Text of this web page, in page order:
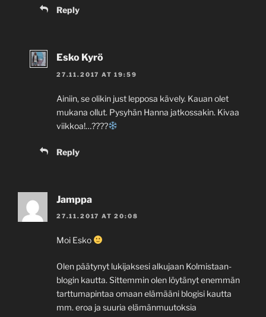
Reply
Esko Kyrö
27.11.2017 AT 19:59
Ainiin, se olikin just lepposa kävely. Kauan olet
mukana ollut. Pysyhän Hanna jatkossakin. Kivaa
viikkoa!…????
Reply
Jamppa
27.11.2017 AT 20:08
Moi Esko
Olen päätynyt lukijaksesi alkujaan Kolmistaan-
blogin kautta. Sittemmin olen löytänyt enemmän
tarttumapintaa omaan elämääni blogisi kautta
mm. eroa ja suuria elämänmuutoksia